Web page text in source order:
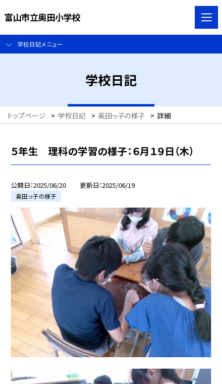
富山市立奥田小学校
学校日記メニュー
学校日記
トップページ > 学校日記 > 奥田っ子の様子 > 詳細
５年生 理科の学習の様子：６月１９日（木）
公開日 2025/06/20 更新日 2025/06/19
奥田っ子の様子